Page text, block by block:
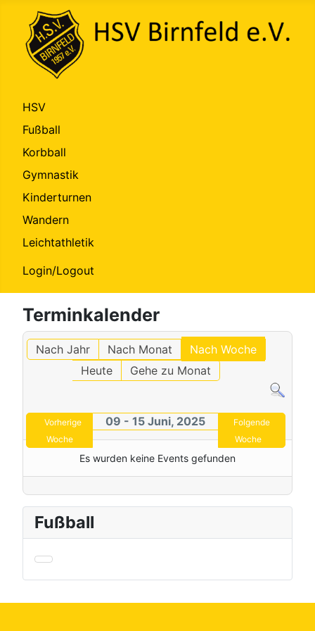
HSV
Fußball
Korbball
Gymnastik
Kinderturnen
Wandern
Leichtathletik
Login/Logout
Terminkalender
Nach Jahr Nach Monat
Nach Woche
Heute
Gehe zu Monat
Vorherige
Woche
09 - 15 Juni, 2025
Folgende
Woche
Es wurden keine Events gefunden
Fußball